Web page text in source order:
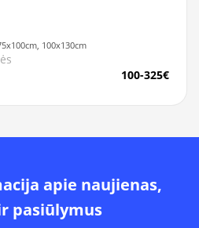
100x130cm
100-325€
apie naujienas,
pasiūlymus